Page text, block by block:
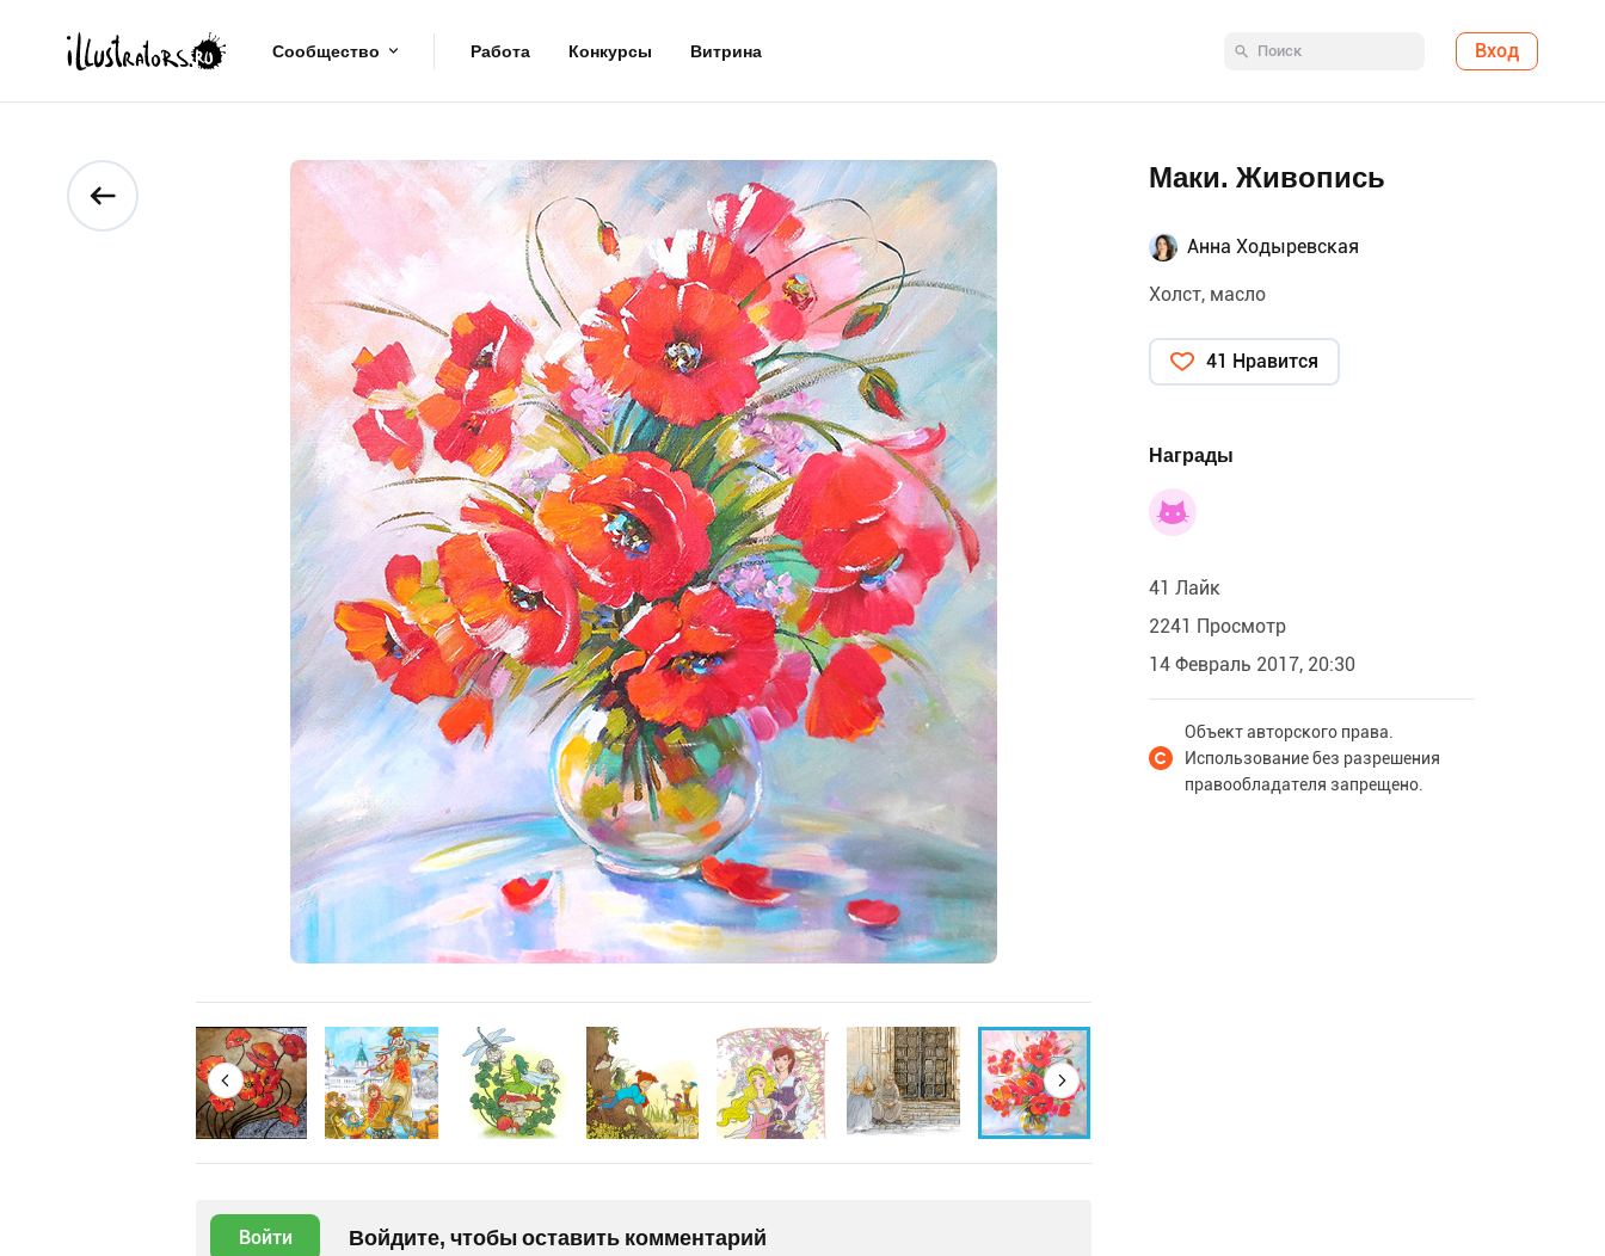
Сообщество Работа Конкурсы Витрина Вход
Войти Войдите, чтобы оставить комментарий
Маки. Живопись
Анна Ходыревская
Холст, масло
41 Нравится
Награды
41 Лайк
2241 Просмотр
14 Февраль 2017, 20:30
Объект авторского права.
Использование без разрешения
правообладателя запрещено.